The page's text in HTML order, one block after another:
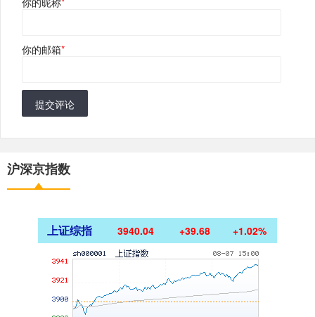
你的邮箱*
提交评论
沪深京指数
上证综指 3940.04 +39.68 +1.02%